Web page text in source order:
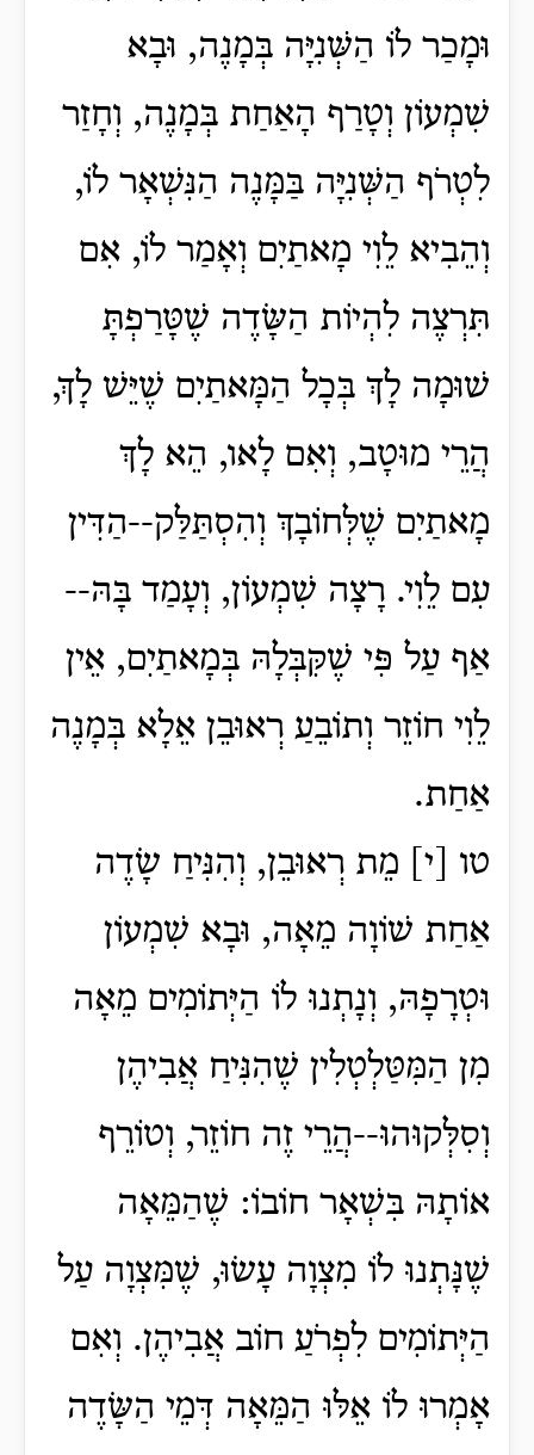
וּמָכַר לוֹ הַשְּׁנִיָּה בְּמָנֶה, וּבָא
שִׁמְעוֹן וְטָרַף הָאַחַת בְּמָנֶה, וְחָזַר
לִטְרֹף הַשְּׁנִיָּה בַּמָּנֶה הַנִּשְׁאָר לוֹ,
וְהֵבִיא לֵוִי מָאתַיִם וְאָמַר לוֹ, אִם
תִּרְצֶה לִהְיוֹת הַשָּׂדֶה שֶׁטָּרַפְתָּ
שׁוּמָה לָךְ בְּכָל הַמָּאתַיִם שֶׁיֵּשׁ לָךְ,
הֲרֵי מוּטָב, וְאִם לָאו, הֵא לָךְ
מָאתַיִם שֶׁלְּחוֹבָךְ וְהִסְתַּלַּק--הַדִּין
עִם לֵוִי. רָצָה שִׁמְעוֹן, וְעָמַד בָּהּ--
אַף עַל פִּי שֶׁקִּבְּלָהּ בְּמָאתַיִם, אֵין
לֵוִי חוֹזֵר וְתוֹבֵעַ רְאוּבֵן אֵלָא בְּמָנֶה
אַחַת.
טו [י] מֵת רְאוּבֵן, וְהִנִּיחַ שָׂדֶה
אַחַת שׁוֹוָה מֵאָה, וּבָא שִׁמְעוֹן
וּטְרָפָהּ, וְנָתְנוּ לוֹ הַיְּתוֹמִים מֵאָה
מִן הַמִּטַּלְטְלִין שֶׁהִנִּיחַ אֲבִיהֶן
וְסִלְּקוּהוּ--הֲרֵי זֶה חוֹזֵר, וְטוֹרֵף
אוֹתָהּ בִּשְׁאָר חוֹבוֹ: שֶׁהַמֵּאָה
שֶׁנָּתְנוּ לוֹ מִצְוָה עָשׂוּ, שֶׁמִּצְוָה עַל
הַיְּתוֹמִים לִפְרֹעַ חוֹב אֲבִיהֶן. וְאִם
אָמְרוּ לוֹ אֵלּוּ הַמֵּאָה דְּמֵי הַשָּׂדֶה